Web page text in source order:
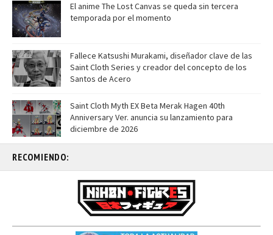
El anime The Lost Canvas se queda sin tercera
temporada por el momento
Fallece Katsushi Murakami, diseñador clave de las
Saint Cloth Series y creador del concepto de los
Santos de Acero
Saint Cloth Myth EX Beta Merak Hagen 40th
Anniversary Ver. anuncia su lanzamiento para
diciembre de 2026
RECOMIENDO: